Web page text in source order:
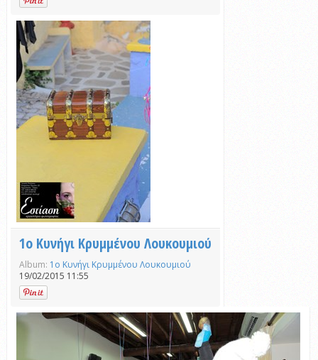
1ο Κυνήγι Κρυμμένου Λουκουμιού
Album: 1ο Κυνήγι Κρυμμένου Λουκουμιού
19/02/2015 11:55